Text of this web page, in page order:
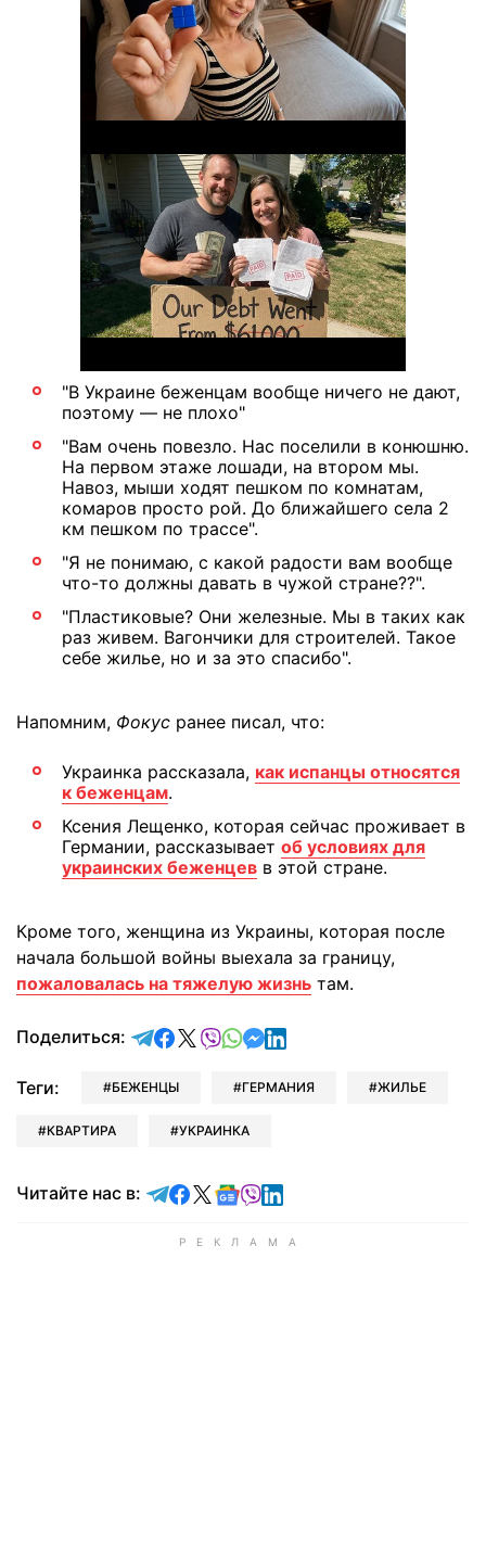
"В Украине беженцам вообще ничего не дают,
поэтому — не плохо"
"Вам очень повезло. Нас поселили в конюшню.
На первом этаже лошади, на втором мы.
Навоз, мыши ходят пешком по комнатам,
комаров просто рой. До ближайшего села 2
км пешком по трассе".
"Я не понимаю, с какой радости вам вообще
что-то должны давать в чужой стране??".
"Пластиковые? Они железные. Мы в таких как
раз живем. Вагончики для строителей. Такое
себе жилье, но и за это спасибо".
Напомним, Фокус ранее писал, что:
Украинка рассказала, как испанцы относятся
к беженцам.
Ксения Лещенко, которая сейчас проживает в
Германии, рассказывает об условиях для
украинских беженцев в этой стране.
Кроме того, женщина из Украины, которая после
начала большой войны выехала за границу,
пожаловалась на тяжелую жизнь там.
Поделиться: отправить в Telegram
поделиться в Facebook
поделиться в X
отправить в Viber
отправить в Whatsapp
отправить в Messenger
отправить в LinkedIn
Теги: БЕЖЕНЦЫ ГЕРМАНИЯ ЖИЛЬЕ
КВАРТИРА УКРАИНКА
Читайте нас в: Читайте в Telegram
Читайте в Facebook
Читайте в X
Читайте в Google news
Читайте в Viber
Читайте в LinkedIn